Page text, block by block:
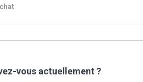
vous actuellement ?